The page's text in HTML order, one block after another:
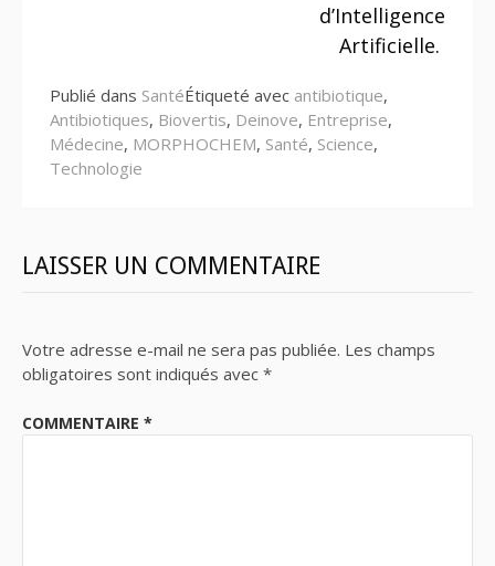
d’Intelligence
Artificielle.
Publié dans SantéÉtiqueté avec antibiotique,
Antibiotiques, Biovertis, Deinove, Entreprise,
Médecine, MORPHOCHEM, Santé, Science,
Technologie
LAISSER UN COMMENTAIRE
Votre adresse e-mail ne sera pas publiée. Les champs
obligatoires sont indiqués avec *
COMMENTAIRE *